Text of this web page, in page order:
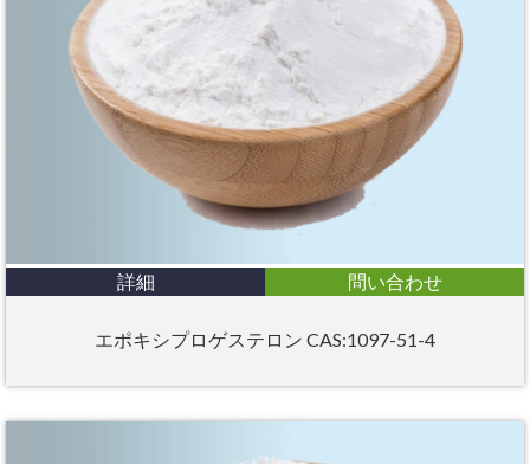
詳細 問い合わせ
エポキシプロゲステロン CAS:1097-51-4